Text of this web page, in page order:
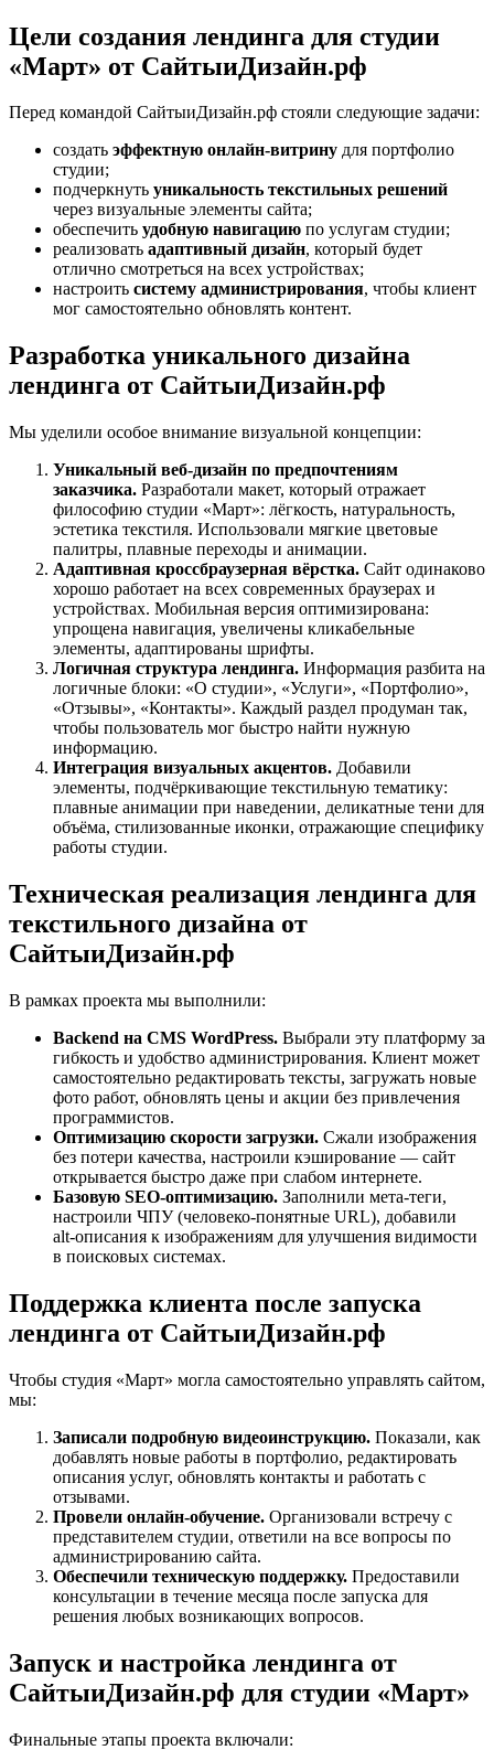
Цели создания лендинга для студии
«Март» от СайтыиДизайн.рф
Перед командой СайтыиДизайн.рф стояли следующие задачи:
создать эффектную онлайн‑витрину для портфолио
студии;
подчеркнуть уникальность текстильных решений
через визуальные элементы сайта;
обеспечить удобную навигацию по услугам студии;
реализовать адаптивный дизайн, который будет
отлично смотреться на всех устройствах;
настроить систему администрирования, чтобы клиент
мог самостоятельно обновлять контент.
Разработка уникального дизайна
лендинга от СайтыиДизайн.рф
Мы уделили особое внимание визуальной концепции:
Уникальный веб‑дизайн по предпочтениям
заказчика. Разработали макет, который отражает
философию студии «Март»: лёгкость, натуральность,
эстетика текстиля. Использовали мягкие цветовые
палитры, плавные переходы и анимации.
Адаптивная кроссбраузерная вёрстка. Сайт одинаково
хорошо работает на всех современных браузерах и
устройствах. Мобильная версия оптимизирована:
упрощена навигация, увеличены кликабельные
элементы, адаптированы шрифты.
Логичная структура лендинга. Информация разбита на
логичные блоки: «О студии», «Услуги», «Портфолио»,
«Отзывы», «Контакты». Каждый раздел продуман так,
чтобы пользователь мог быстро найти нужную
информацию.
Интеграция визуальных акцентов. Добавили
элементы, подчёркивающие текстильную тематику:
плавные анимации при наведении, деликатные тени для
объёма, стилизованные иконки, отражающие специфику
работы студии.
Техническая реализация лендинга для
текстильного дизайна от
СайтыиДизайн.рф
В рамках проекта мы выполнили:
Backend на CMS WordPress. Выбрали эту платформу за
гибкость и удобство администрирования. Клиент может
самостоятельно редактировать тексты, загружать новые
фото работ, обновлять цены и акции без привлечения
программистов.
Оптимизацию скорости загрузки. Сжали изображения
без потери качества, настроили кэширование — сайт
открывается быстро даже при слабом интернете.
Базовую SEO‑оптимизацию. Заполнили мета‑теги,
настроили ЧПУ (человеко‑понятные URL), добавили
alt‑описания к изображениям для улучшения видимости
в поисковых системах.
Поддержка клиента после запуска
лендинга от СайтыиДизайн.рф
Чтобы студия «Март» могла самостоятельно управлять сайтом,
мы:
Записали подробную видеоинструкцию. Показали, как
добавлять новые работы в портфолио, редактировать
описания услуг, обновлять контакты и работать с
отзывами.
Провели онлайн‑обучение. Организовали встречу с
представителем студии, ответили на все вопросы по
администрированию сайта.
Обеспечили техническую поддержку. Предоставили
консультации в течение месяца после запуска для
решения любых возникающих вопросов.
Запуск и настройка лендинга от
СайтыиДизайн.рф для студии «Март»
Финальные этапы проекта включали: